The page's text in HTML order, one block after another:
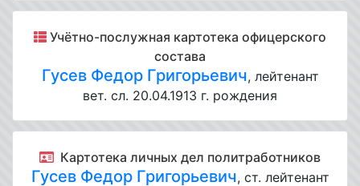
Учётно-послужная картотека офицерского
состава
Гусев Федор Григорьевич, лейтенант
вет. сл. 20.04.1913 г. рождения
Картотека личных дел политработников
Гусев Федор Григорьевич, ст. лейтенант